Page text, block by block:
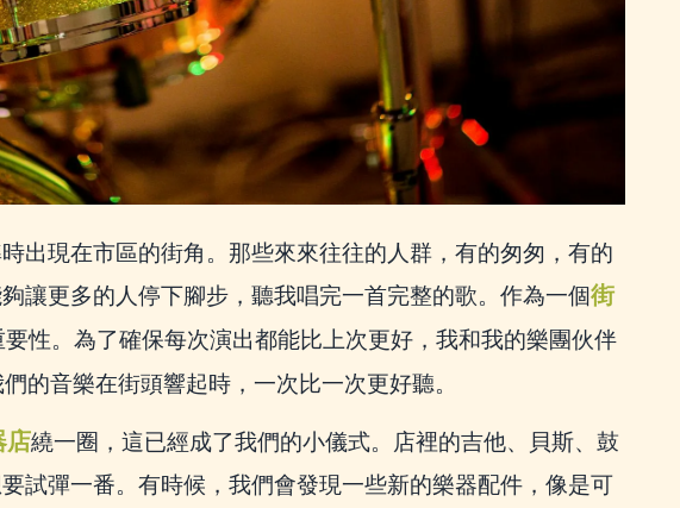
出現在市區的街角。那些來來往往的人群，有的匆匆，有的
讓更多的人停下腳步，聽我唱完一首完整的歌。作為一個街
性。為了確保每次演出都能比上次更好，我和我的樂團伙伴
的音樂在街頭響起時，一次比一次更好聽。
店繞一圈，這已經成了我們的小儀式。店裡的吉他、貝斯、鼓
試彈一番。有時候，我們會發現一些新的樂器配件，像是可